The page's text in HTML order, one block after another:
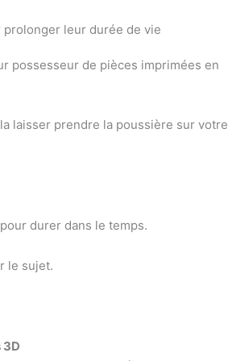
possesseur de pièces imprimées en
laisser prendre la poussière sur votre
durer dans le temps.
le sujet.
3D